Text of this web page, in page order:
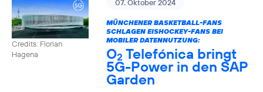
Credits: Florian
Hagena
07. Oktober 2024
MÜNCHENER BASKETBALL-FANS
SCHLAGEN EISHOCKEY-FANS BEI
MOBILER DATENNUTZUNG:
O2 Telefónica bringt
5G-Power in den SAP
Garden